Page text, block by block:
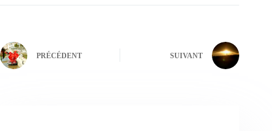
PRÉCÉDENT SUIVANT